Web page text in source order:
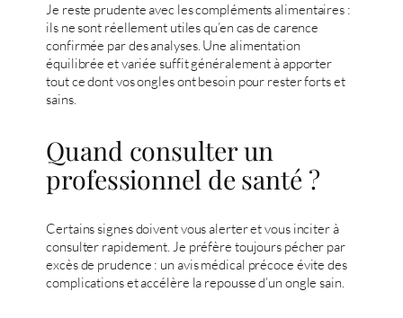
Je reste prudente avec les compléments alimentaires :
ils ne sont réellement utiles qu’en cas de carence
confirmée par des analyses. Une alimentation
équilibrée et variée suffit généralement à apporter
tout ce dont vos ongles ont besoin pour rester forts et
sains.
Quand consulter un
professionnel de santé ?
Certains signes doivent vous alerter et vous inciter à
consulter rapidement. Je préfère toujours pécher par
excès de prudence : un avis médical précoce évite des
complications et accélère la repousse d’un ongle sain.